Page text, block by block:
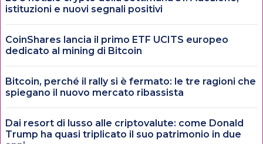
istituzioni e nuovi segnali positivi
CoinShares lancia il primo ETF UCITS europeo
dedicato al mining di Bitcoin
Bitcoin, perché il rally si è fermato: le tre ragioni che
spiegano il nuovo mercato ribassista
Dai resort di lusso alle criptovalute: come Donald
Trump ha quasi triplicato il suo patrimonio in due